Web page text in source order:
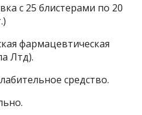
с 25 блистерами по 20
фармацевтическая
Лтд).
средство.